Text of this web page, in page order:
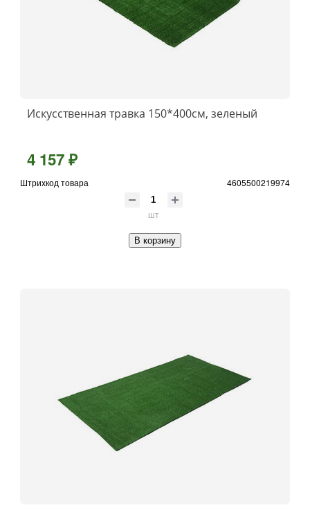
Искусственная травка 150*400см, зеленый
4 157 ₽
Штрихкод товара 4605500219974
шт
В корзину